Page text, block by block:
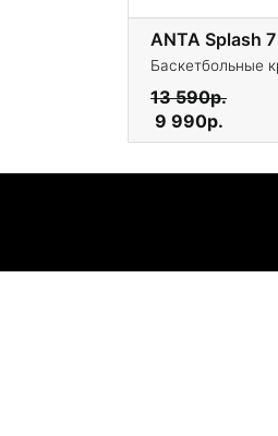
ANTA Splash 7
Баскетбольные
13 590р.
9 990р.